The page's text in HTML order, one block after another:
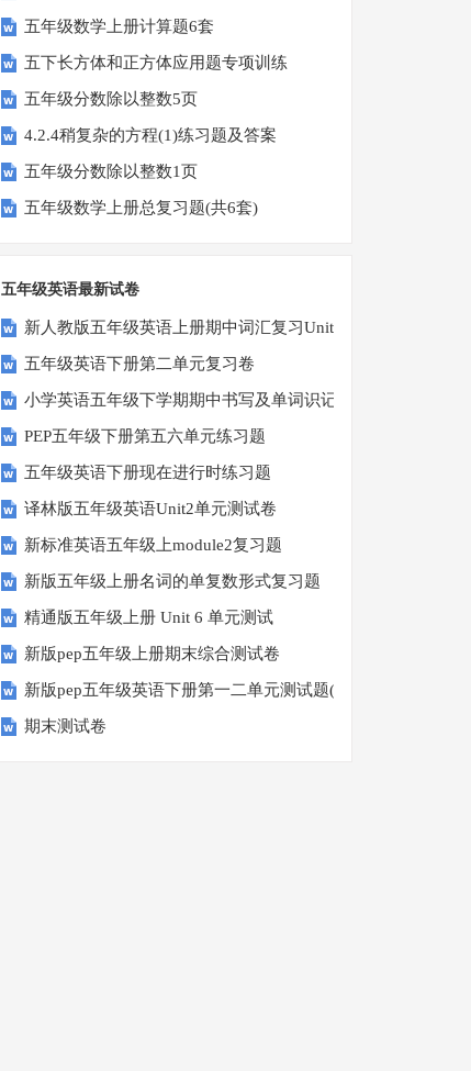
五年级数学上册计算题6套
五下长方体和正方体应用题专项训练
五年级分数除以整数5页
4.2.4稍复杂的方程(1)练习题及答案
五年级分数除以整数1页
五年级数学上册总复习题(共6套)
五年级英语最新试卷
新人教版五年级英语上册期中词汇复习Unit1-Unit3
五年级英语下册第二单元复习卷
小学英语五年级下学期期中书写及单词识记测试卷
PEP五年级下册第五六单元练习题
五年级英语下册现在进行时练习题
译林版五年级英语Unit2单元测试卷
新标准英语五年级上module2复习题
新版五年级上册名词的单复数形式复习题
精通版五年级上册 Unit 6 单元测试
新版pep五年级上册期末综合测试卷
新版pep五年级英语下册第一二单元测试题(Unit1-Unit2)
期末测试卷